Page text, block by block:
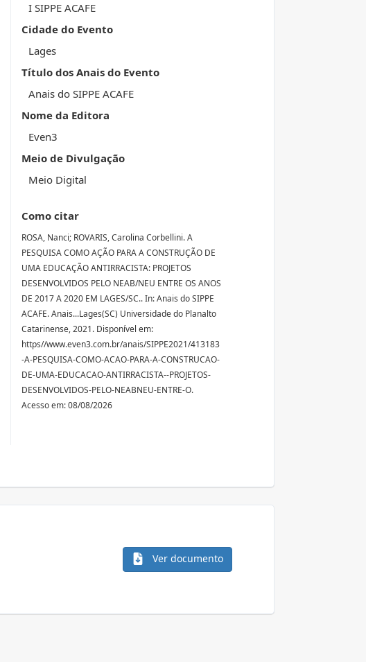
I SIPPE ACAFE
Cidade do Evento
Lages
Título dos Anais do Evento
Anais do SIPPE ACAFE
Nome da Editora
Even3
Meio de Divulgação
Meio Digital
Como citar
ROSA, Nanci; ROVARIS, Carolina Corbellini. A
PESQUISA COMO AÇÃO PARA A CONSTRUÇÃO DE
UMA EDUCAÇÃO ANTIRRACISTA: PROJETOS
DESENVOLVIDOS PELO NEAB/NEU ENTRE OS ANOS
DE 2017 A 2020 EM LAGES/SC.. In: Anais do SIPPE
ACAFE. Anais...Lages(SC) Universidade do Planalto
Catarinense, 2021. Disponível em:
https//www.even3.com.br/anais/SIPPE2021/413183
-A-PESQUISA-COMO-ACAO-PARA-A-CONSTRUCAO-
DE-UMA-EDUCACAO-ANTIRRACISTA--PROJETOS-
DESENVOLVIDOS-PELO-NEABNEU-ENTRE-O.
Acesso em: 08/08/2026
Ver documento